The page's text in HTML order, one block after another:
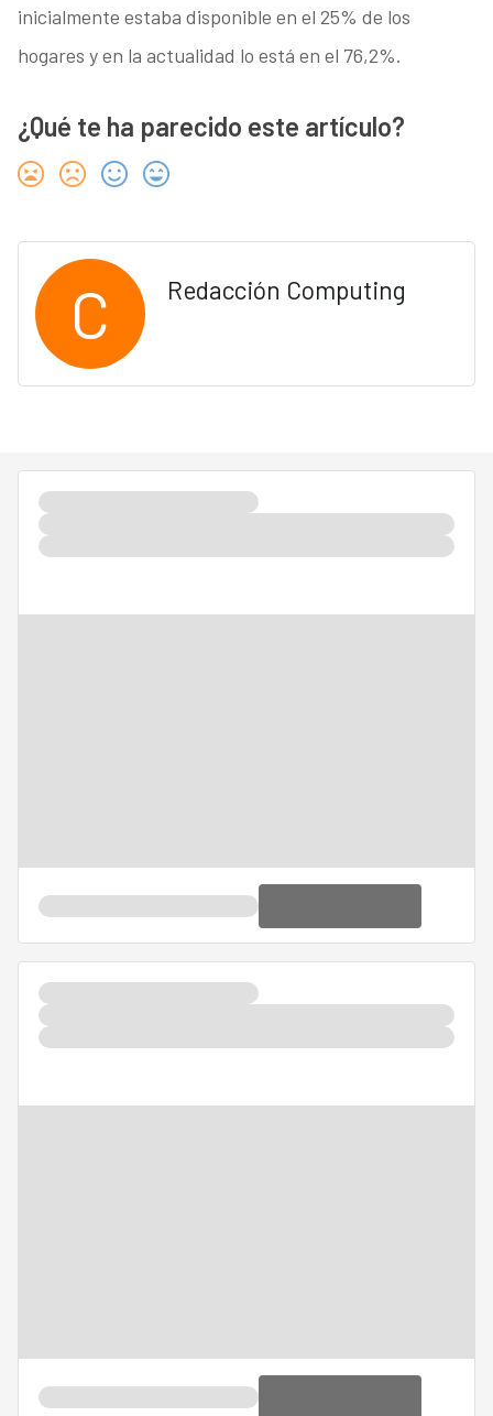
inicialmente estaba disponible en el 25% de los
hogares y en la actualidad lo está en el 76,2%.
¿Qué te ha parecido este artículo?
C Redacción Computing